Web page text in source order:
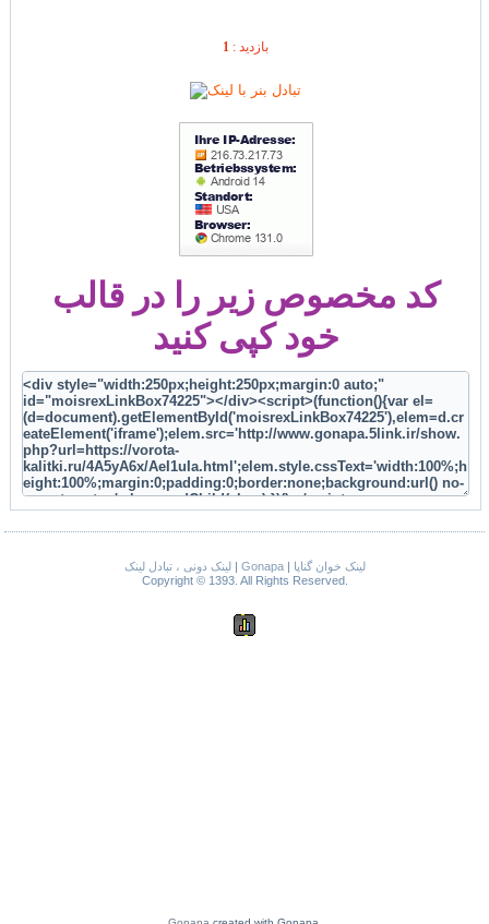
بازديد : 1
کد مخصوص زیر را در قالب
خود کپی کنید
لینک دونی ، تبادل لینک| Gonapa|
لینک خوان گناپا
Copyright © 1393. All Rights Reserved.